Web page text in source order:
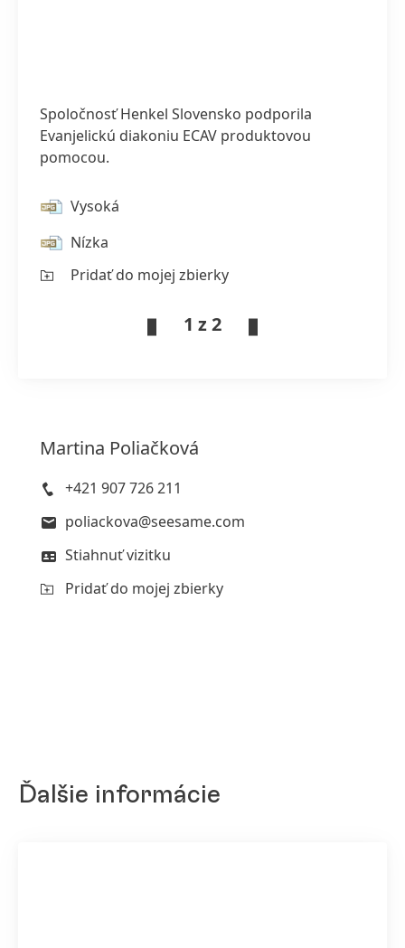
Spoločnosť Henkel Slovensko podporila
Evanjelickú diakoniu ECAV produktovou
pomocou.
Vysoká
Nízka
Pridať do mojej zbierky
1 z 2
Martina Poliačková
+421 907 726 211
poliackova@seesame.com
Stiahnuť vizitku
Pridať do mojej zbierky
Ďalšie informácie